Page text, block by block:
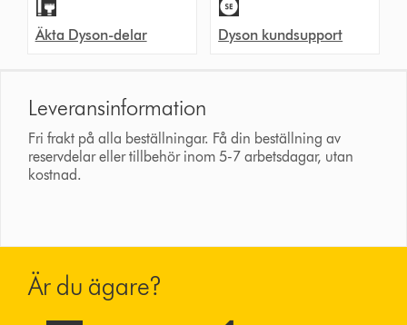
Äkta Dyson-delar Dyson kundsupport
Leveransinformation
Fri frakt på alla beställningar. Få din beställning av
reservdelar eller tillbehör inom 5-7 arbetsdagar, utan
kostnad.
Är du ägare?